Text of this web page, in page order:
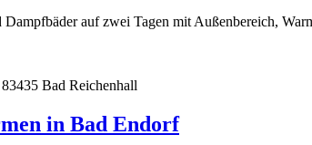
Dampfbäder auf zwei Tagen mit Außenbereich,
Bad Reichenhall
in Bad Endorf